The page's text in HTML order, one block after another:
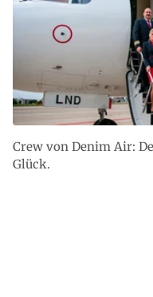
Crew von Denim Air:
Glück.